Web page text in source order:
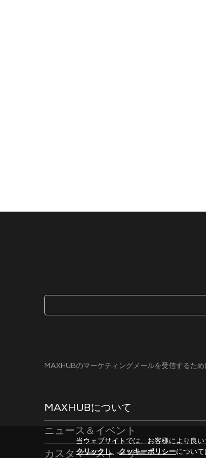
MAXHUBについて
ニュース＆イベント
カスタマーストーリー
MAXHUBのマーケティングメールを受信するた
当ウェブサイトでは、お客様により良
クリックし、クッキーポリシーについて